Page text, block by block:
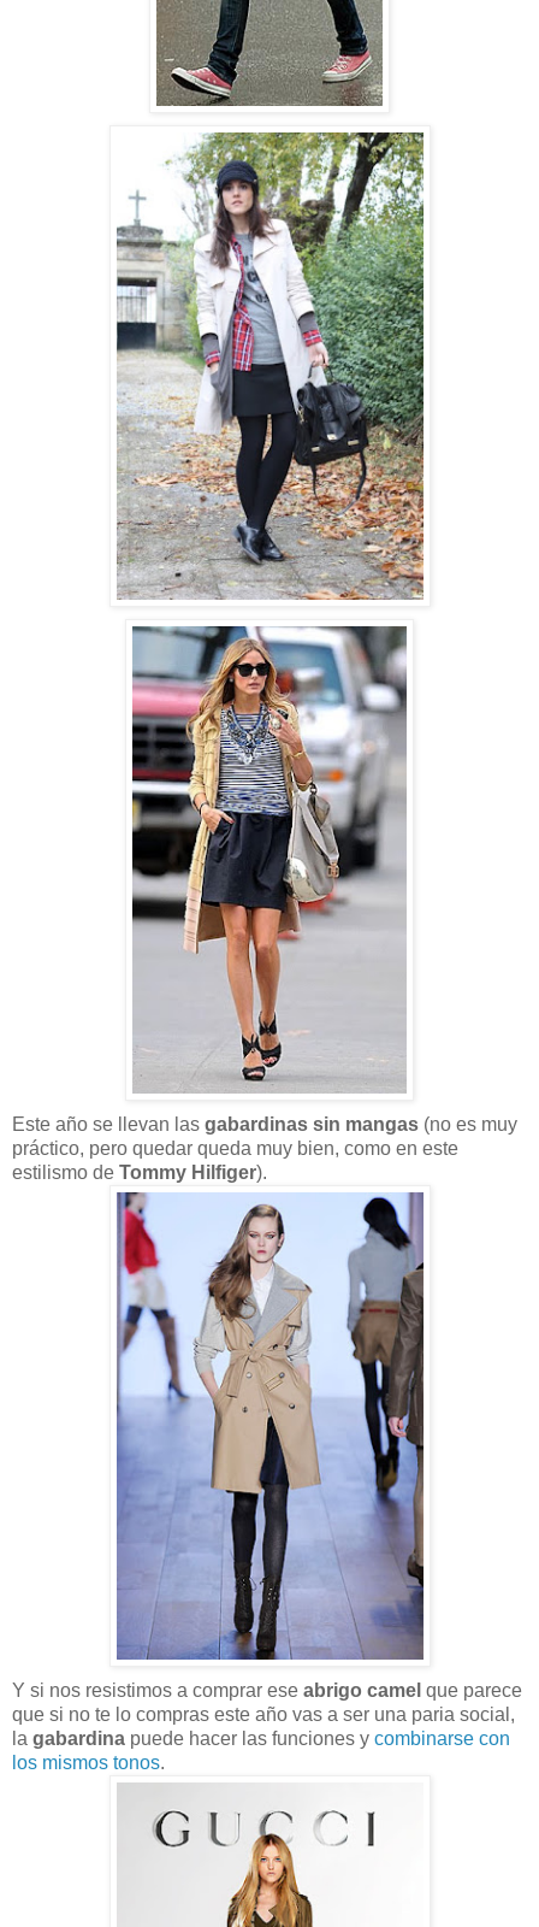
Este año se llevan las gabardinas sin mangas (no es muy
práctico, pero quedar queda muy bien, como en este
estilismo de Tommy Hilfiger).
Y si nos resistimos a comprar ese abrigo camel que parece
que si no te lo compras este año vas a ser una paria social,
la gabardina puede hacer las funciones y combinarse con
los mismos tonos.